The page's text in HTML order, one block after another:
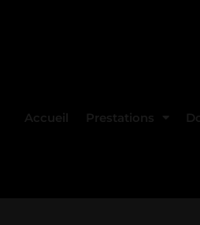
Accueil Prestations